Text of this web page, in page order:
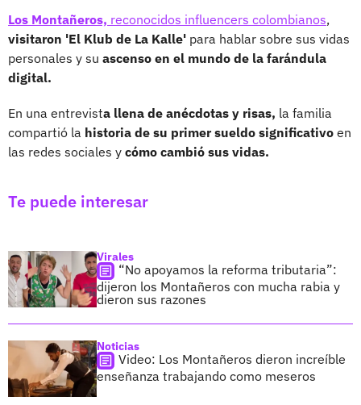
Los Montañeros, reconocidos influencers colombianos,
visitaron 'El Klub de La Kalle' para hablar sobre sus vidas
personales y su ascenso en el mundo de la farándula
digital.
En una entrevista llena de anécdotas y risas, la familia
compartió la historia de su primer sueldo significativo en
las redes sociales y cómo cambió sus vidas.
Te puede interesar
Virales
“No apoyamos la reforma tributaria”:
dijeron los Montañeros con mucha rabia y
dieron sus razones
Noticias
Video: Los Montañeros dieron increíble
enseñanza trabajando como meseros